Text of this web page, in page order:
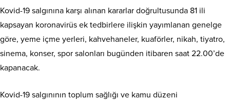
Kovid-19 salgınına karşı alınan kararlar doğrultusunda 81 ili
kapsayan koronavirüs ek tedbirlere ilişkin yayımlanan genelge
göre, yeme ­içme yerleri, kahvehaneler, kuaförler, nikah, tiyatro,
sinema, konser, spor salonları bugünden itibaren saat 22.00’de
kapanacak.
Kovid­-19 salgınının toplum sağlığı ve kamu düzeni